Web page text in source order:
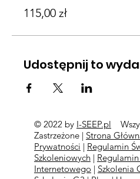
115,00 zł
Udostępnij to
© 2022 by I-SEEP.pl
Zastrzeżone | Strona
Prywatności | Regulamin
Szkoleniowych|
Internetowego | Szkolenia